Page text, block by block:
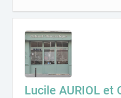
Lucile AURIOL et